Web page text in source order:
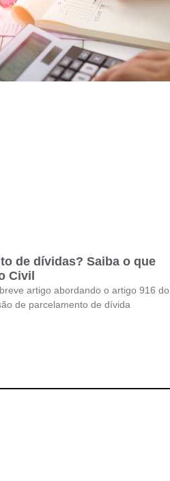
de dívidas? Saiba o que
Civil
artigo abordando o artigo 916 do
de parcelamento de dívida